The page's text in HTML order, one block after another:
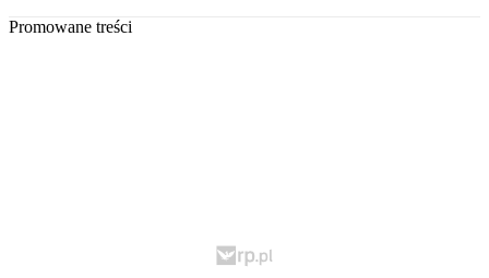
Promowane treści